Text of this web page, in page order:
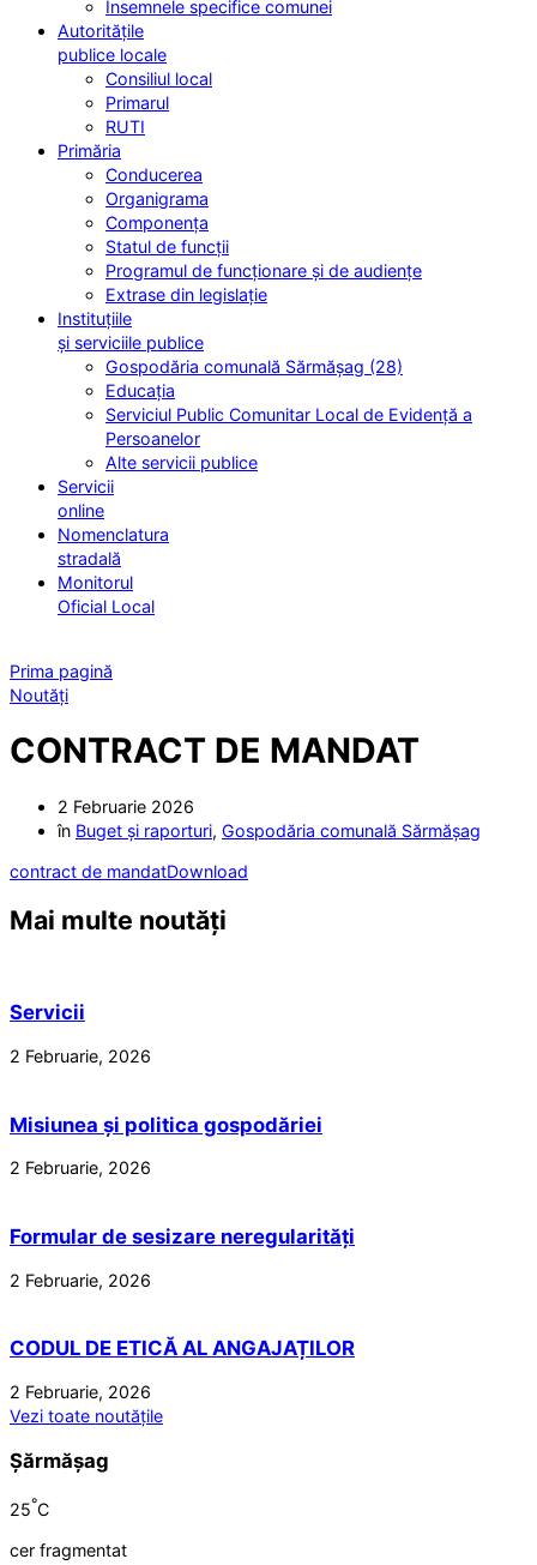
Însemnele specifice comunei
Autoritățile
publice locale
Consiliul local
Primarul
RUTI
Primăria
Conducerea
Organigrama
Componența
Statul de funcții
Programul de funcționare și de audiențe
Extrase din legislație
Instituțiile
și serviciile publice
Gospodăria comunală Sărmășag (28)
Educația
Serviciul Public Comunitar Local de Evidență a
Persoanelor
Alte servicii publice
Servicii
online
Nomenclatura
stradală
Monitorul
Oficial Local
Prima pagină
Noutăți
CONTRACT DE MANDAT
2 Februarie 2026
în Buget și raporturi, Gospodăria comunală Sărmășag
contract de mandatDownload
Mai multe noutăți
Servicii
2 Februarie, 2026
Misiunea și politica gospodăriei
2 Februarie, 2026
Formular de sesizare neregularități
2 Februarie, 2026
CODUL DE ETICĂ AL ANGAJAȚILOR
2 Februarie, 2026
Vezi toate noutățile
Șărmășag
25°C
cer fragmentat